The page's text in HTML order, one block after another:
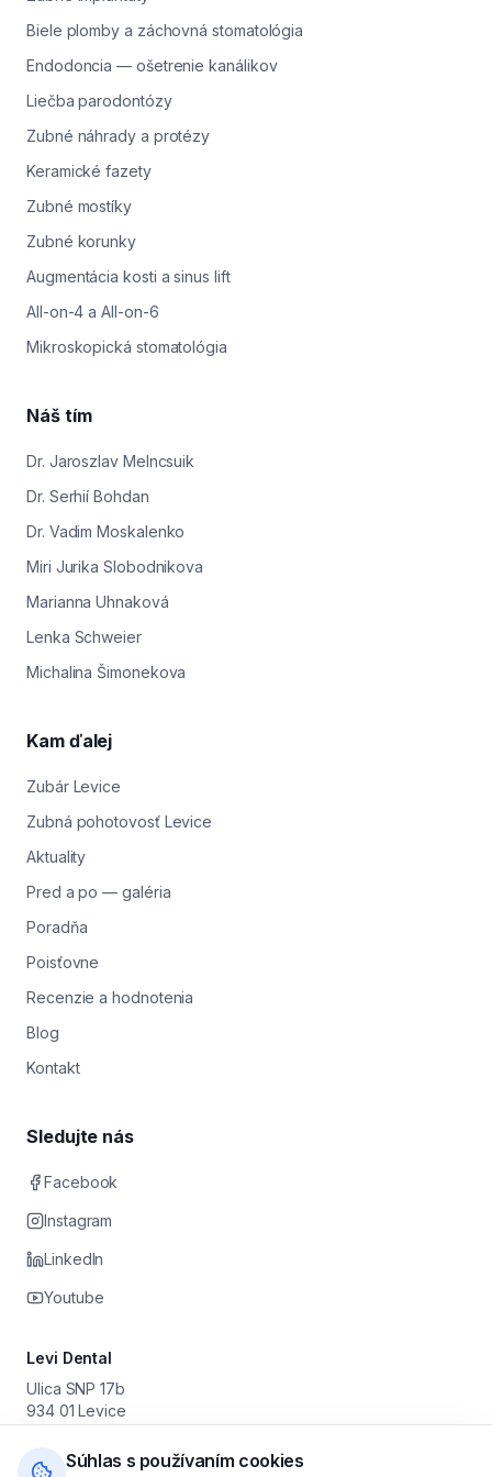
Biele plomby a záchovná stomatológia
Endodoncia — ošetrenie kanálikov
Liečba parodontózy
Zubné náhrady a protézy
Keramické fazety
Zubné mostíky
Zubné korunky
Augmentácia kosti a sinus lift
All-on-4 a All-on-6
Mikroskopická stomatológia
Náš tím
Dr. Jaroszlav Melncsuik
Dr. Serhií Bohdan
Dr. Vadim Moskalenko
Miri Jurika Slobodnikova
Marianna Uhnaková
Lenka Schweier
Michalina Šimonekova
Kam ďalej
Zubár Levice
Zubná pohotovosť Levice
Aktuality
Pred a po — galéria
Poradňa
Poisťovne
Recenzie a hodnotenia
Blog
Kontakt
Sledujte nás
Facebook
Instagram
LinkedIn
Youtube
Levi Dental
Ulica SNP 17b
934 01 Levice
IČO: 55 630 251 · DIČ: 2122046179 · IČ DPH: SK2122046179
Súhlas s používaním cookies